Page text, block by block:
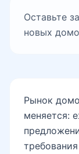
Оставьте
новых
Рынок
меняется: